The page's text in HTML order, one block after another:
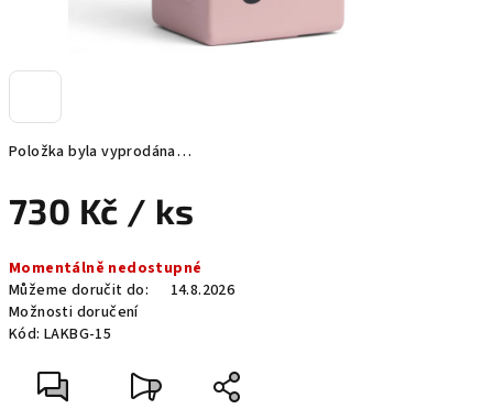
Položka byla vyprodána…
730 Kč / ks
cena:
Momentálně nedostupné
Můžeme doručit do:
14.8.2026
Možnosti doručení
Kód: LAKBG-15